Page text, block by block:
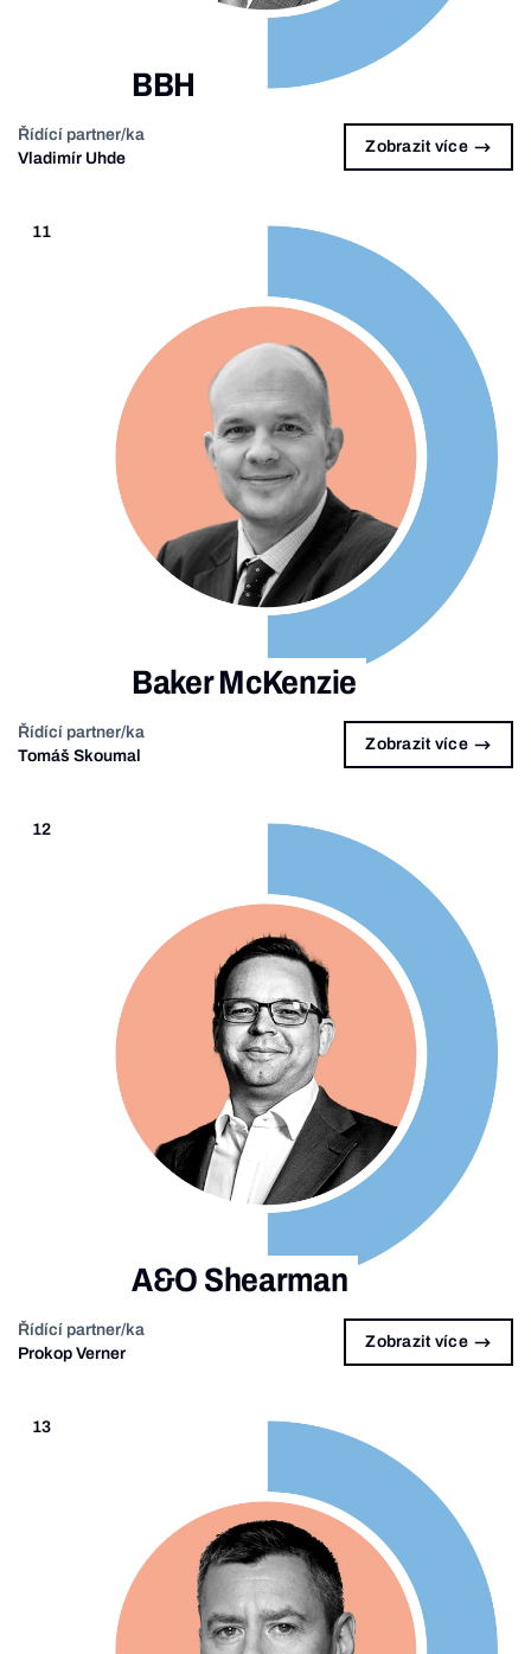
BBH
Řídící partner/ka
Vladimír Uhde
Zobrazit více
11
Baker McKenzie
Řídící partner/ka
Tomáš Skoumal
Zobrazit více
12
A&O Shearman
Řídící partner/ka
Prokop Verner
Zobrazit více
13